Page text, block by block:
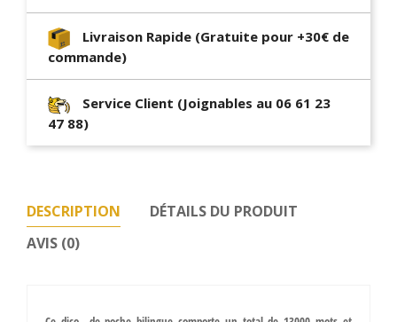
Livraison Rapide (Gratuite pour +30€ de
commande)
Service Client (Joignables au 06 61 23
47 88)
DESCRIPTION
DÉTAILS DU PRODUIT
AVIS (0)